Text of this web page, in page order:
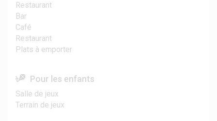
Restaurant
Bar
Café
Restaurant
Plats à emporter
Pour les enfants
Salle de jeux
Terrain de jeux